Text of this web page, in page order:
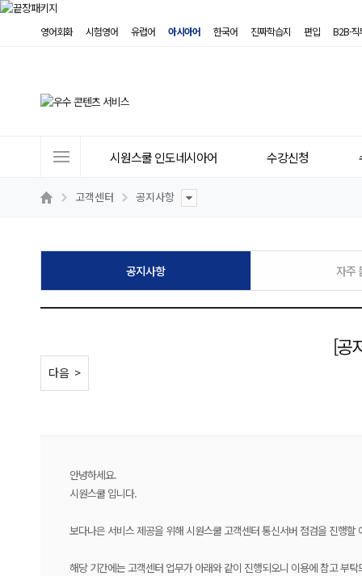
영어회화 시험영어 유럽어 아시아어 한국어 진짜학습지 편입 B2B·
트
시원스쿨 인도네시아어 수강신청
고객센터 공지사항
공지사항 자주
[공
< 이전
다음 >
안녕하세요.
시원스쿨 입니다.
보다나은 서비스 제공을 위해 시원스쿨 고객센터 통신서버 점검을 진행할
해당 기간에는 고객센터 업무가 아래와 같이 진행되오니 이용에 참고 부탁